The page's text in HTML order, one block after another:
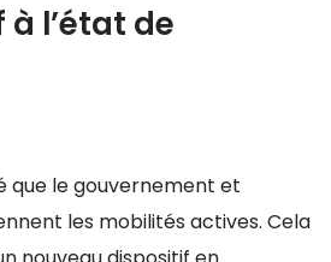
l’état de
que le gouvernement et
les mobilités actives. Cela